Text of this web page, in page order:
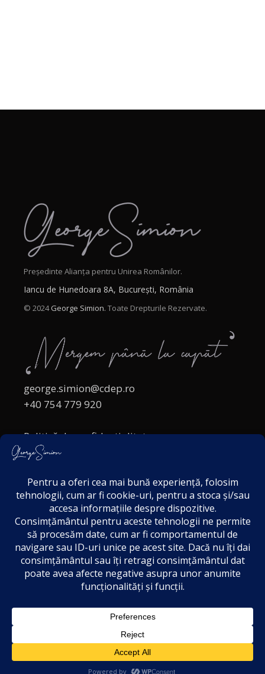
Președinte Alianța pentru Unirea Românilor.
Iancu de Hunedoara 8A, București, România
© 2024George Simion. Toate Drepturile Rezervate.
george.simion@cdep.ro
+40 754 779 920
Politică de confidențialitate
Politica cookies
Acordul de markting
Disclaimer